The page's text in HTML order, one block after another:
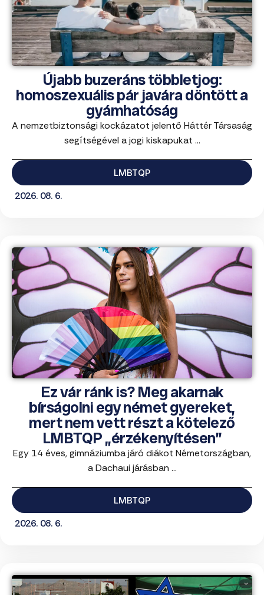
Újabb buzeráns többletjog:
homoszexuális pár javára döntött a
gyámhatóság
A nemzetbiztonsági kockázatot jelentő Háttér Társaság
segítségével a jogi kiskapukat ...
LMBTQP
2026. 08. 6.
Ez vár ránk is? Meg akarnak
bírságolni egy német gyereket,
mert nem vett részt a kötelező
LMBTQP „érzékenyítésen”
Egy 14 éves, gimnáziumba járó diákot Németországban,
a Dachaui járásban ...
LMBTQP
2026. 08. 6.